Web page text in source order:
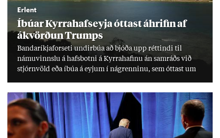
Erlent
Íbú­ar Kyrra­hafs­eyja ótt­ast áhrif­in af
ákvörð­un Trumps
Banda­ríkja­for­seti und­ir­búa að bjóða upp rétt­indi til
námu­vinnslu á hafs­botni á Kyrra­haf­inu án sam­ráðs við
stjórn­völd eða íbúa á eyj­um í ná­grenn­inu, sem ótt­ast um